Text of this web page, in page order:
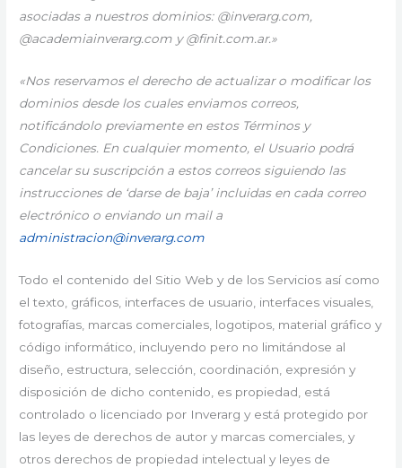
asociadas a nuestros dominios: @inverarg.com,
@academiainverarg.com y @finit.com.ar.»
«Nos reservamos el derecho de actualizar o modificar los
dominios desde los cuales enviamos correos,
notificándolo previamente en estos Términos y
Condiciones. En cualquier momento, el Usuario podrá
cancelar su suscripción a estos correos siguiendo las
instrucciones de ‘darse de baja’ incluidas en cada correo
electrónico o enviando un mail a
administracion@inverarg.com
Todo el contenido del Sitio Web y de los Servicios así como
el texto, gráficos, interfaces de usuario, interfaces visuales,
fotografías, marcas comerciales, logotipos, material gráfico y
código informático, incluyendo pero no limitándose al
diseño, estructura, selección, coordinación, expresión y
disposición de dicho contenido, es propiedad, está
controlado o licenciado por Inverarg y está protegido por
las leyes de derechos de autor y marcas comerciales, y
otros derechos de propiedad intelectual y leyes de